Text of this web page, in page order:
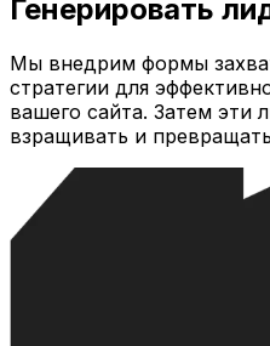
Генерировать
Мы внедрим формы
стратегии для
вашего сайта. Затем эти
взращивать и